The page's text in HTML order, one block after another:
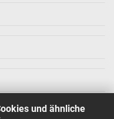
und ähnliche